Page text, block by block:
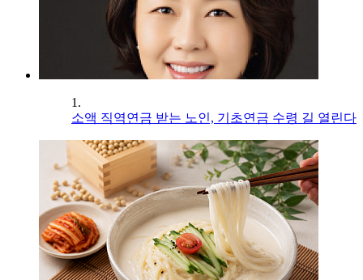
1.
소액 직역연금 받는 노인, 기초연금 수령 길 열린다